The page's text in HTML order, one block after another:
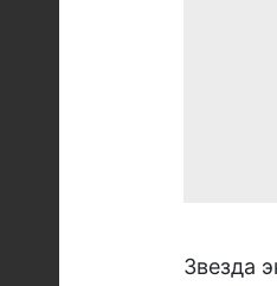
Звезда